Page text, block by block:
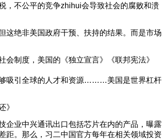
，不公平的竞争zhihui会导致社会的腐败和溃
这绝非美国政府干预、扶持的结果。而是市场
会制度，美国的《独立宣言》《联邦宪法》
吸引全球的人才和资源………美国是世界杠杆
》
企业中兴通讯出口包括芯片在内的产品，曝露
距。那么，习二中国官方每年在相关领域投资